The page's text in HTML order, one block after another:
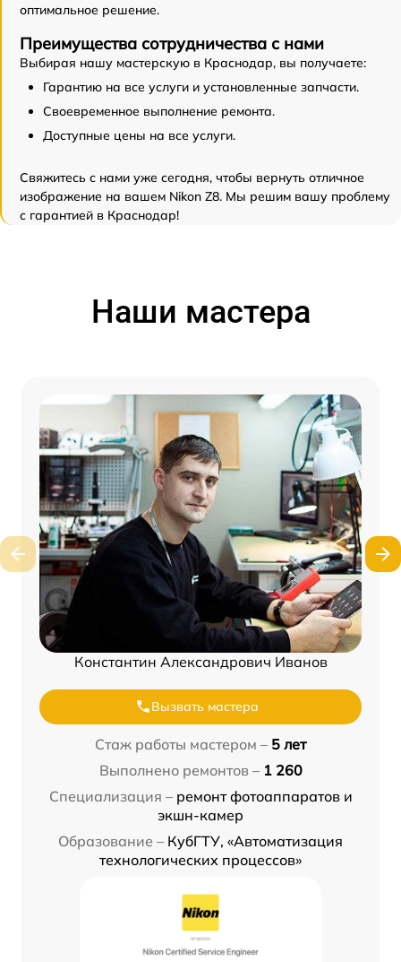
оптимальное решение.
Преимущества сотрудничества с нами
Выбирая нашу мастерскую в Краснодар, вы получаете:
Гарантию на все услуги и установленные запчасти.
Своевременное выполнение ремонта.
Доступные цены на все услуги.
Свяжитесь с нами уже сегодня, чтобы вернуть отличное
изображение на вашем Nikon Z8. Мы решим вашу проблему
с гарантией в Краснодар!
Наши мастера
Константин Александрович Иванов
Вызвать мастера
Стаж работы мастером – 5 лет
Выполнено ремонтов – 1 260
Специализация – ремонт фотоаппаратов и
экшн-камер
Образование – КубГТУ, «Автоматизация
технологических процессов»